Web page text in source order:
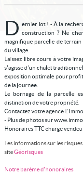
D ernier lot ! - À la
construction ? Ne
magnifique parcelle de
du village.
Laissez libre cours à votre
s'agisse d'un chalet
exposition optimale pour
de la journée.
Le bornage de la parcelle
distinction de votre propriété.
Contactez votre agence
- Plus de photos sur
Honoraires TTC charge
Les informations sur les
siteGéorisques
Notre barème d'honoraires